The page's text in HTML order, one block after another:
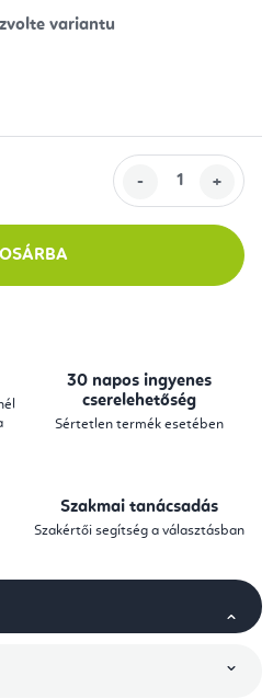
30 napos ingyenes
cserelehetőség
Sértetlen termék esetében
Szakmai tanácsadás
Szakértői segítség a választásban